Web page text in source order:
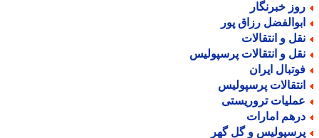
خبرنگار
رزاق پور
و انتقالات
و انتقالات پرسپولیس
ایران
پرسپولیس
تروریستی
امارات
و گل گهر